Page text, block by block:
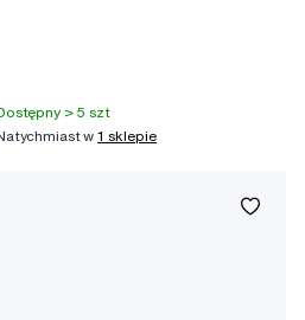
> 5 szt
w1 sklepie